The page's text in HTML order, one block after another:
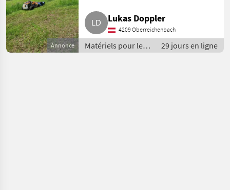
Annonce
Lukas Doppler
4209 Oberreichenbach
Matériels pour les
services publics /
29 jours en ligne